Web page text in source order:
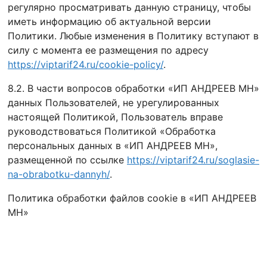
регулярно просматривать данную страницу, чтобы
иметь информацию об актуальной версии
Политики. Любые изменения в Политику вступают в
силу с момента ее размещения по адресу
https://viptarif24.ru/cookie-policy/.
8.2. В части вопросов обработки «ИП АНДРЕЕВ МН»
данных Пользователей, не урегулированных
настоящей Политикой, Пользователь вправе
руководствоваться Политикой «Обработка
персональных данных в «ИП АНДРЕЕВ МН»,
размещенной по ссылке https://viptarif24.ru/soglasie-
na-obrabotku-dannyh/.
Политика обработки файлов cookie в «ИП АНДРЕЕВ
МН»